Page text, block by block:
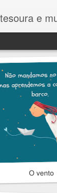
e
O vento